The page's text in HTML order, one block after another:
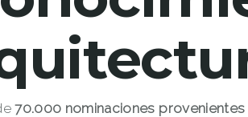
70.000 nominaciones